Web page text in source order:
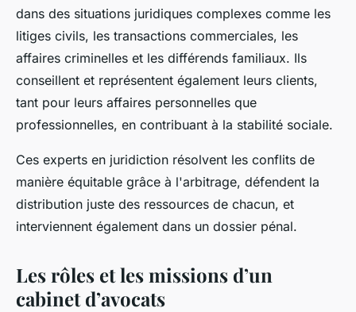
dans des situations juridiques complexes comme les
litiges civils, les transactions commerciales, les
affaires criminelles et les différends familiaux. Ils
conseillent et représentent également leurs clients,
tant pour leurs affaires personnelles que
professionnelles, en contribuant à la stabilité sociale.
Ces experts en juridiction résolvent les conflits de
manière équitable grâce à l'arbitrage, défendent la
distribution juste des ressources de chacun, et
interviennent également dans un dossier pénal.
Les rôles et les missions d’un
cabinet d’avocats